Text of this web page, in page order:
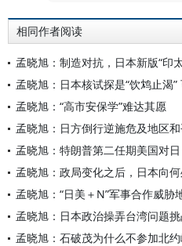
相同作者阅读
孟晓旭：制造对抗，日本新版“印
孟晓旭：日本核试探是“饮鸩止渴
孟晓旭：“高市安保学”难达其愿
孟晓旭：日方倒行逆施危及地区
孟晓旭：特朗普第二任期美国对
孟晓旭：政局变化之后，日本向
孟晓旭：“日美＋N”军事合作威胁
孟晓旭：日本政治操弄台湾问题
孟晓旭：石破茂为什么不参加北